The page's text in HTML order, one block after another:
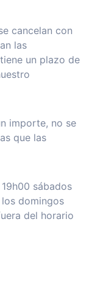
cancelan con
las
un plazo de
importe, no se
que las
sábados
los domingos
del horario